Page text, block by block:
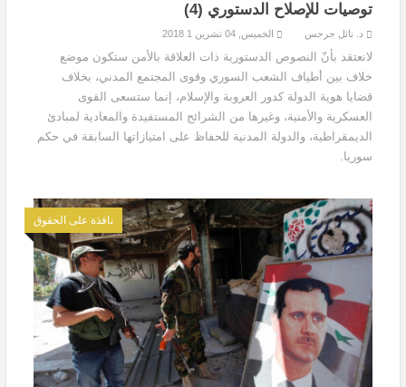
توصيات للإصلاح الدستوري (4)
د. نائل جرجس الخميس, 04 تشرين 1 2018
لانعتقد بأنّ النصوص الدستورية ذات العلاقة بالأمن ستكون موضع
خلاف بين أطياف الشعب السوري وقوى المجتمع المدني، بخلاف
قضايا هوية الدولة كدور العروبة والإسلام، إنما ستسعى القوى
العسكرية والأمنية، وغيرها من الشرائح المستفيدة والمعادية لمبادئ
الديمقراطية، والدولة المدنية للحفاظ على امتيازاتها السابقة في حكم
سوريا.
نافذة على الحقوق